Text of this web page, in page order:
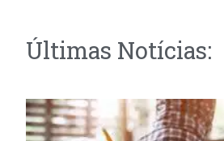
Últimas Notícias: